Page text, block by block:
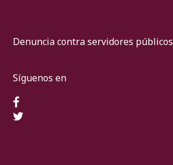
Denuncia contra servidores públicos
Síguenos en